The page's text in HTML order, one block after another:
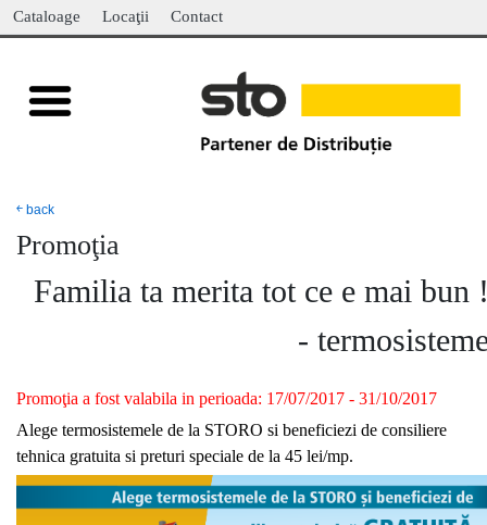
Cataloage Locaţii Contact
￩ back
Promoţia
Familia ta merita tot ce e mai bun
-
Promoţia a fost valabila in perioada: 17/07/2017 - 31/10/2017
Alege termosistemele de la STORO si beneficiezi de consiliere
tehnica gratuita si preturi speciale de la 45 lei/mp.